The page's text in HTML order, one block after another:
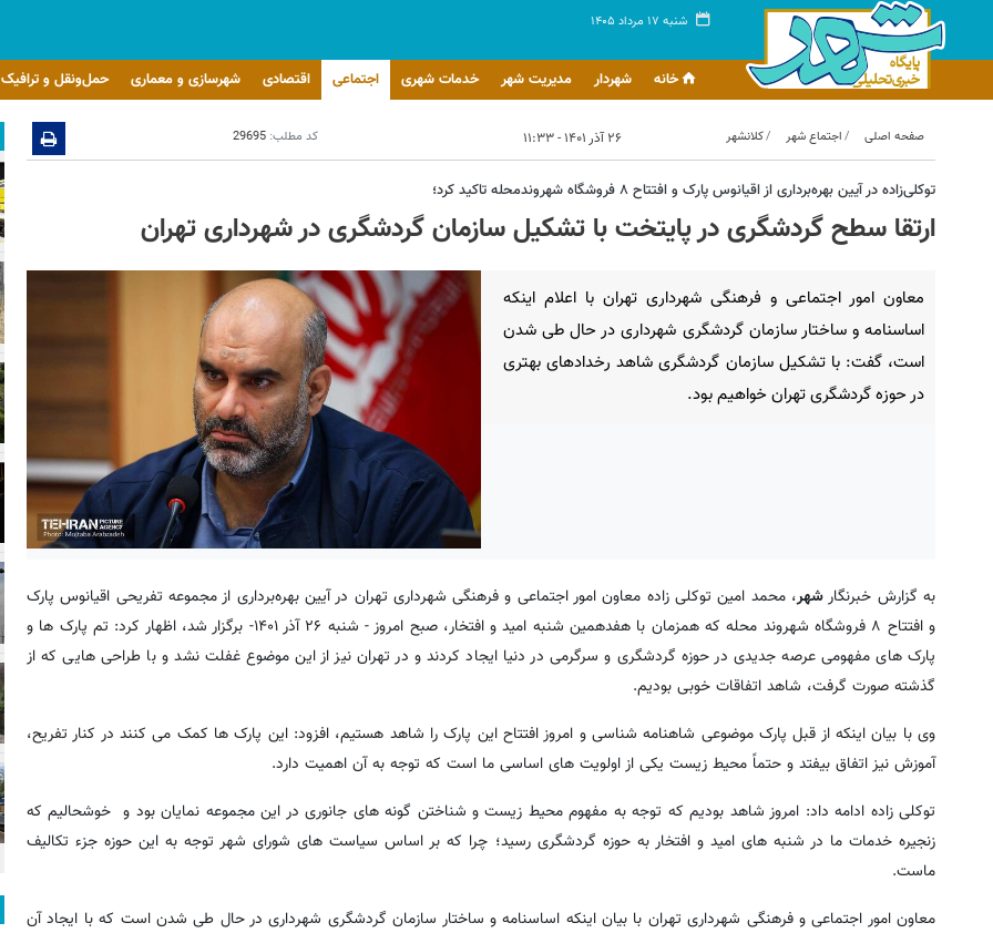
شنبه ۱۷ مرداد ۱۴۰۵
خانه شهردار مدیریت شهر خدمات شهری اجتماعی اقتصادی شهرسازی و معماری حمل‌ونقل و ترافیک
صفحه اصلی اجتماع شهر کلانشهر ۲۶ آذر ۱۴۰۱ - ۱۱:۳۳ کد مطلب: 29695
توکلی‌زاده در آیین بهره‌برداری از اقیانوس پارک و افتتاح ۸ فروشگاه شهروندمحله تاکید کرد؛
ارتقا سطح گردشگری در پایتخت با تشکیل سازمان گردشگری در شهرداری تهران
معاون امور اجتماعی و فرهنگی شهرداری تهران با اعلام اینکه
اساسنامه و ساختار سازمان گردشگری شهرداری در حال طی شدن
است، گفت: با تشکیل سازمان گردشگری شاهد رخدادهای بهتری
در حوزه گردشگری تهران خواهیم بود.
به گزارش خبرنگارشهر، محمد امین توکلی زاده معاون امور اجتماعی و فرهنگی شهرداری تهران در آیین بهره‌برداری از مجموعه تفریحی اقیانوس پارک
و افتتاح ۸ فروشگاه شهروند محله که همزمان با هفدهمین شنبه امید و افتخار، صبح امروز - شنبه ۲۶ آذر ۱۴۰۱- برگزار شد، اظهار کرد: تم پارک ها و
پارک های مفهومی عرصه جدیدی در حوزه گردشگری و سرگرمی در دنیا ایجاد کردند و در تهران نیز از این موضوع غفلت نشد و با طراحی هایی که از
گذشته صورت گرفت، شاهد اتفاقات خوبی بودیم.
وی با بیان اینکه از قبل پارک موضوعی شاهنامه شناسی و امروز افتتاح این پارک را شاهد هستیم، افزود: این پارک ها کمک می کنند در کنار تفریح،
آموزش نیز اتفاق بیفتد و حتماً محیط زیست یکی از اولویت های اساسی ما است که توجه به آن اهمیت دارد.
توکلی زاده ادامه داد: امروز شاهد بودیم که توجه به مفهوم محیط زیست و شناختن گونه های جانوری در این مجموعه نمایان بود و خوشحالیم که
زنجیره خدمات ما در شنبه های امید و افتخار به حوزه گردشگری رسید؛ چرا که بر اساس سیاست های شورای شهر توجه به این حوزه جزء تکالیف
ماست.
معاون امور اجتماعی و فرهنگی شهرداری تهران با بیان اینکه اساسنامه و ساختار سازمان گردشگری شهرداری در حال طی شدن است که با ایجاد آن